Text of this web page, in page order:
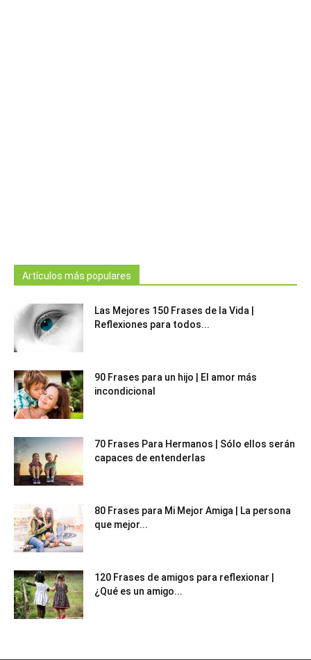
Artículos más populares
Las Mejores 150 Frases de la Vida |
Reflexiones para todos...
90 Frases para un hijo | El amor más
incondicional
70 Frases Para Hermanos | Sólo ellos serán
capaces de entenderlas
80 Frases para Mi Mejor Amiga | La persona
que mejor...
120 Frases de amigos para reflexionar |
¿Qué es un amigo...